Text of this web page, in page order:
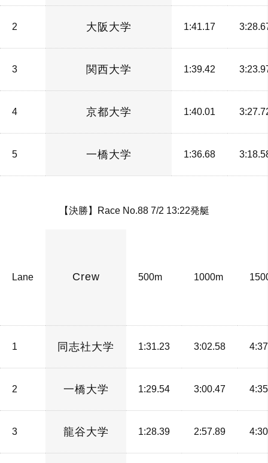
2 大阪大学 1:41.17
3 関西大学 1:39.42
4 京都大学 1:40.01
5 一橋大学 1:36.68
【決勝】Race No.88 7/2 13:22発艇
Lane Crew 500m 1000m
1 同志社大学 1:31.23 3:02.58
2 一橋大学 1:29.54 3:00.47
3 龍谷大学 1:28.39 2:57.89